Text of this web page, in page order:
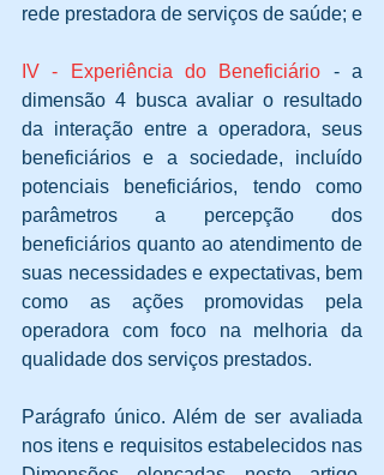
rede prestadora de serviços de saúde; e
IV - Experiência do Beneficiário - a
dimensão 4 busca avaliar o resultado
da interação entre a operadora, seus
beneficiários e a sociedade, incluído
potenciais beneficiários, tendo como
parâmetros a percepção dos
beneficiários quanto ao atendimento de
suas necessidades e expectativas, bem
como as ações promovidas pela
operadora com foco na melhoria da
qualidade dos serviços prestados.
Parágrafo único. Além de ser avaliada
nos itens e requisitos estabelecidos nas